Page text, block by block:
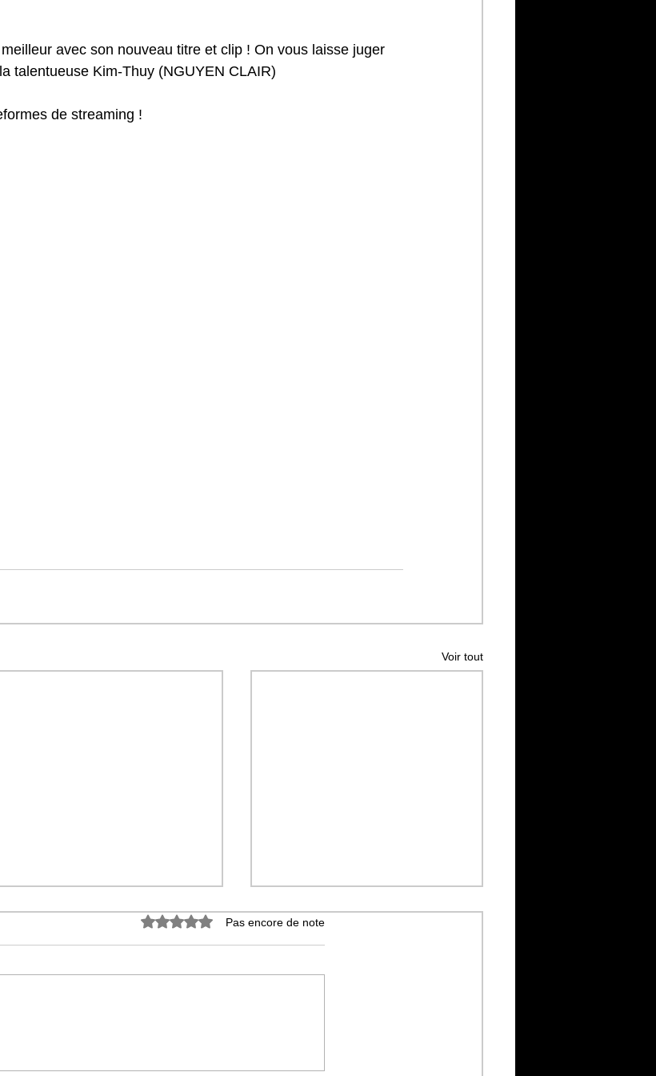
avec son nouveau titre et clip ! On vous laisse juger
talentueuse Kim-Thuy (NGUYEN CLAIR)
de streaming !
Voir tout
Noté 0 étoile sur 5.Pas encore de note